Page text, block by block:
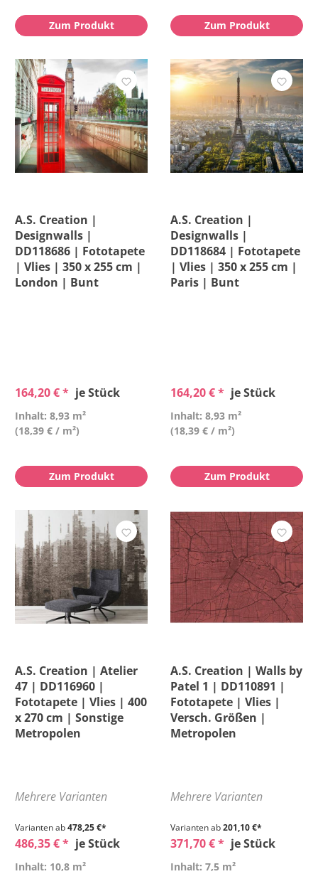
Zum Produkt Zum Produkt
A.S. Creation |
Designwalls |
DD118686 | Fototapete
| Vlies | 350 x 255 cm |
London | Bunt
164,20 € * je Stück
Inhalt: 8,93 m²
(18,39 € / m²)
Zum Produkt
A.S. Creation |
Designwalls |
DD118684 | Fototapete
| Vlies | 350 x 255 cm |
Paris | Bunt
164,20 € * je Stück
Inhalt: 8,93 m²
(18,39 € / m²)
Zum Produkt
A.S. Creation | Atelier
47 | DD116960 |
Fototapete | Vlies | 400
x 270 cm | Sonstige
Metropolen
Mehrere Varianten
Varianten ab478,25 €*
486,35 € * je Stück
Inhalt: 10,8 m²
A.S. Creation | Walls by
Patel 1 | DD110891 |
Fototapete | Vlies |
Versch. Größen |
Metropolen
Mehrere Varianten
Varianten ab201,10 €*
371,70 € * je Stück
Inhalt: 7,5 m²